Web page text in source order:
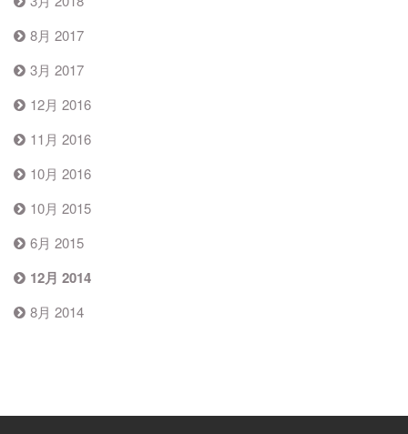
8月 2017
3月 2017
12月 2016
11月 2016
10月 2016
10月 2015
6月 2015
12月 2014
8月 2014